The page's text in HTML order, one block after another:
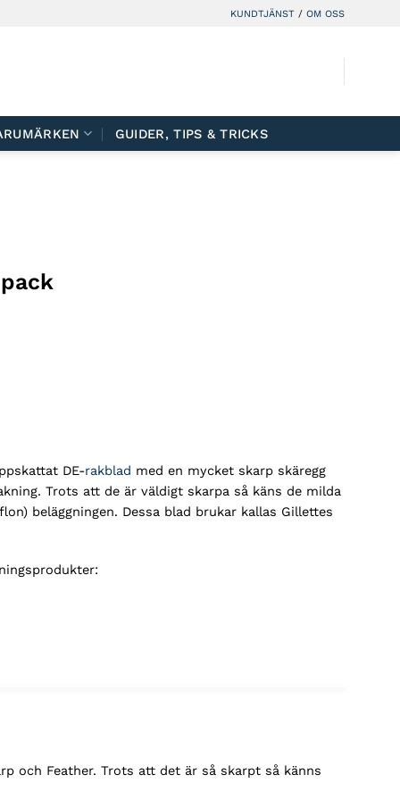
KUNDTJÄNST / OM OSS
GUIDER, TIPS & TRICKS
DE-rakblad med en mycket skarp skäregg
Trots att de är väldigt skarpa så käns de milda
beläggningen. Dessa blad brukar kallas Gillettes
och Feather. Trots att det är så skarpt så känns